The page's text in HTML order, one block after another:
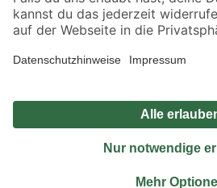
Alle Preisangaben in EUR inkl. gesetzl. MwSt.. Die
Umständen nicht in allen Märkten verfügbar. Die
Produkte nur solange der Vorrat reicht.
*Paketversand ab 59 € versandkostenfrei, gilt nicht für
Privatsphäre Impressum
Nutzungsbedingungen
Widerrufsrecht
© 2026 toom Baumarkt GmbH